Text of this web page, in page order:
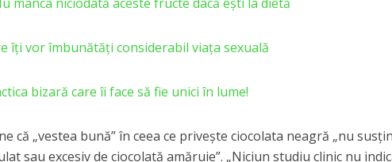
îți vor îmbunătăți considerabil viața sexuală
bizară care îi face să fie unici în lume!
că „vestea bună” în ceea ce privește ciocolata neagră „nu
sau excesiv de ciocolată amăruie”. „Niciun studiu clinic nu